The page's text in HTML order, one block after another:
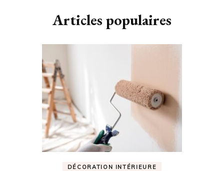
Articles populaires
DÉCORATION INTÉRIEURE